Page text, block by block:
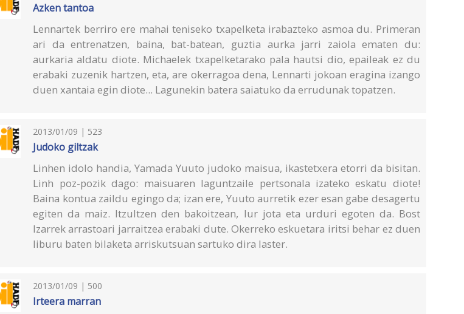
Azken tantoa
Lennartek berriro ere mahai teniseko txapelketa irabazteko asmoa du. Primeran
ari da entrenatzen, baina, bat-batean, guztia aurka jarri zaiola ematen du:
aurkaria aldatu diote. Michaelek txapelketarako pala hautsi dio, epaileak ez du
erabaki zuzenik hartzen, eta, are okerragoa dena, Lennarti jokoan eragina izango
duen xantaia egin diote... Lagunekin batera saiatuko da errudunak topatzen.
2013/01/09 | 523
Judoko giltzak
Linhen idolo handia, Yamada Yuuto judoko maisua, ikastetxera etorri da bisitan.
Linh poz-pozik dago: maisuaren laguntzaile pertsonala izateko eskatu diote!
Baina kontua zaildu egingo da; izan ere, Yuuto aurretik ezer esan gabe desagertu
egiten da maiz. Itzultzen den bakoitzean, lur jota eta urduri egoten da. Bost
Izarrek arrastoari jarraitzea erabaki dute. Okerreko eskuetara iritsi behar ez duen
liburu baten bilaketa arriskutsuan sartuko dira laster.
2013/01/09 | 500
Irteera marran